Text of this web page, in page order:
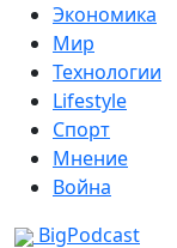
Экономика
Мир
Технологии
Lifestyle
Спорт
Мнение
Война
BigPodcast